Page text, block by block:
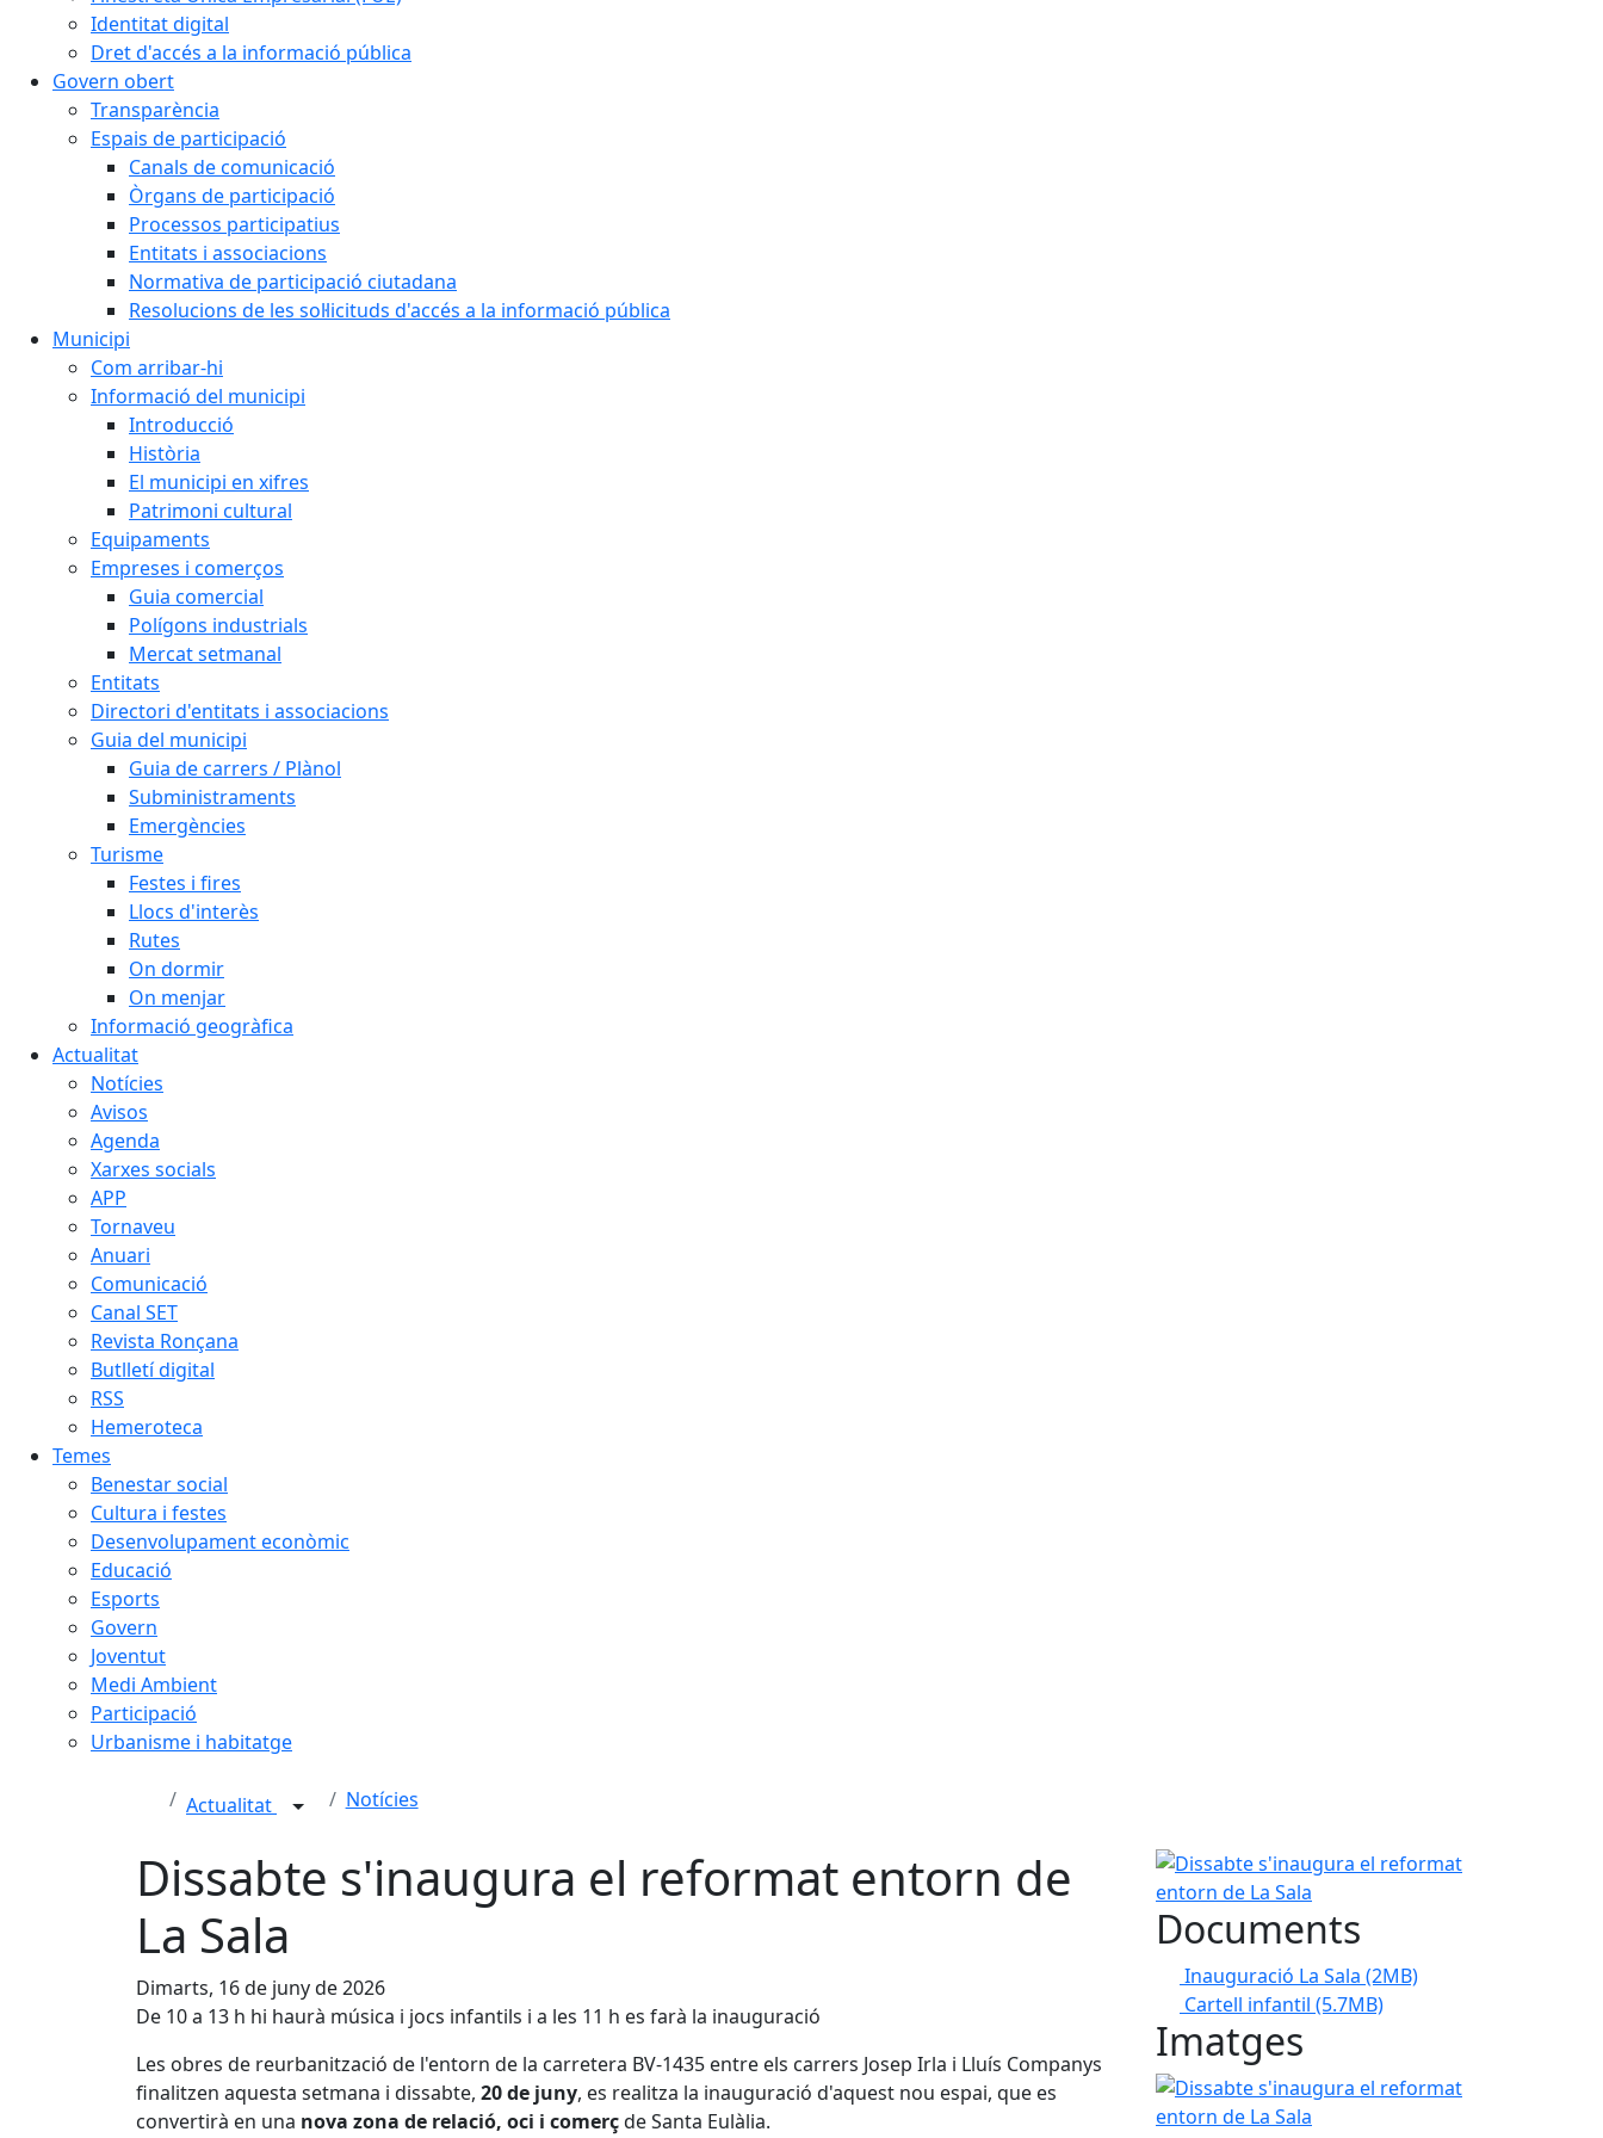
Identitat digital
Dret d'accés a la informació pública
Govern obert
Transparència
Espais de participació
Canals de comunicació
Òrgans de participació
Processos participatius
Entitats i associacions
Normativa de participació ciutadana
Resolucions de les sol·licituds d'accés a la informació pública
Municipi
Com arribar-hi
Informació del municipi
Introducció
Història
El municipi en xifres
Patrimoni cultural
Equipaments
Empreses i comerços
Guia comercial
Polígons industrials
Mercat setmanal
Entitats
Directori d'entitats i associacions
Guia del municipi
Guia de carrers / Plànol
Subministraments
Emergències
Turisme
Festes i fires
Llocs d'interès
Rutes
On dormir
On menjar
Informació geogràfica
Actualitat
Notícies
Avisos
Agenda
Xarxes socials
APP
Tornaveu
Anuari
Comunicació
Canal SET
Revista Ronçana
Butlletí digital
RSS
Hemeroteca
Temes
Benestar social
Cultura i festes
Desenvolupament econòmic
Educació
Esports
Govern
Joventut
Medi Ambient
Participació
Urbanisme i habitatge
Actualitat Notícies
Dissabte s'inaugura el reformat entorn de
La Sala
Dimarts, 16 de juny de 2026
De 10 a 13 h hi haurà música i jocs infantils i a les 11 h es farà la inauguració
Les obres de reurbanització de l'entorn de la carretera BV-1435 entre els carrers Josep Irla i Lluís Companys
finalitzen aquesta setmana i dissabte, 20 de juny, es realitza la inauguració d'aquest nou espai, que es
convertirà en una nova zona de relació, oci i comerçde Santa Eulàlia.
Dissabte s'inaugura el reformat entorn de La Sala
Documents
Inauguració La Sala (2MB)
Cartell infantil (5.7MB)
Imatges
Dissabte s'inaugura el reformat entorn de La Sala